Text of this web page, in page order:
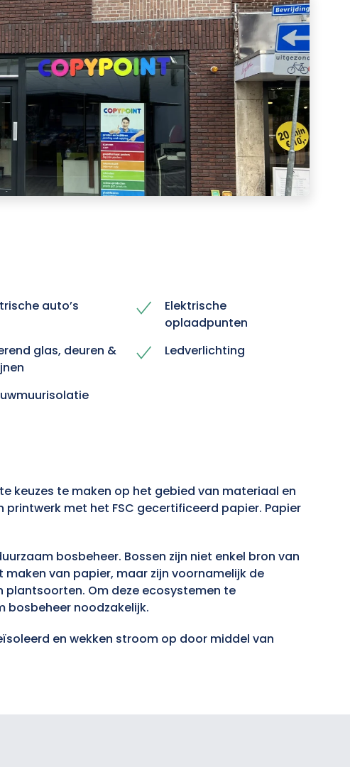
auto’s
Elektrische
oplaadpunten
glas, deuren &
Ledverlichting
keuzes te maken op het gebied van materiaal en
met het FSC gecertificeerd papier. Papier
bosbeheer. Bossen zijn niet enkel bron van
van papier, maar zijn voornamelijk de
Om deze ecosystemen te
bosbeheer noodzakelijk.
en wekken stroom op door middel van